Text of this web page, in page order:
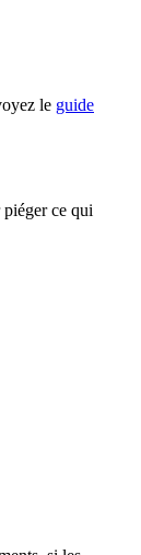
le guide
piéger ce qui